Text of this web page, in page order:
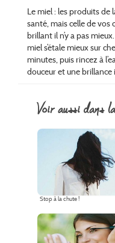
Le miel : les produits de
santé, mais celle de vos
brillant il n’y a pas
miel s’étale mieux sur
minutes, puis rincez à
douceur et une brillance
voir aussi dans
Stop à la chute !